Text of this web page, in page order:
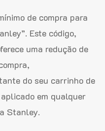
de compra para
Este código,
uma redução de
do seu carrinho de
em qualquer
Stanley.